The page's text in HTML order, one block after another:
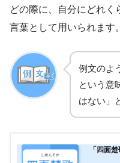
どの際に、自分にどれく
言葉として用いられます。
例文のよ
という意
はない」
「四面